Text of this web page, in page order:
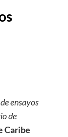
ensayos
de
Caribe